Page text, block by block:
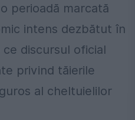
perioadă marcată
intens dezbătut în
discursul oficial
privind tăierile
al cheltuielilor